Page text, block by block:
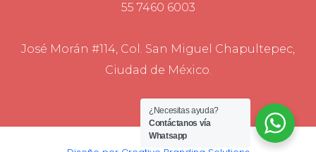
55 7460 6003
José Morán #114, Col. San Miguel Chapultepec,
Ciudad de México.
¿Necesitas ayuda?
Contáctanos vía
Whatsapp